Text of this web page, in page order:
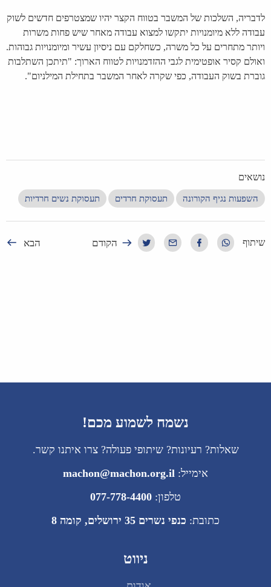
לדבריה, השלכות של המשבר בטווח הקצר יהיו שמצטרפים חדשים לשוק
עבודה ללא מיומנויות יתקשו למצוא עבודה מאחר שיש פחות משרות
ויותר מתחרים על כל משרה, כשחלקם עם ניסיון עשיר ומיומנויות גבוהות.
ואולם קסיר אופטימית לגבי ההזדמנויות לטווח הארוך: "תיתכן השתלבות
גוברת בשוק העבודה, כפי שקרה לאחר המשבר בתחילת המילניום".
נושאים
השפעות נגיף הקורונה תעסוקת חרדים תעסוקת נשים חרדיות
שיתוף הקודם הבא
נשמח לשמוע מכם!
שאלות? רעיונות? שיתופי פעולה? צרו איתנו קשר.
אימייל: machon@machon.org.il
טלפון: 077-778-4400
כתובת: כנפי נשרים 35 ירושלים, קומה 8
ניווט